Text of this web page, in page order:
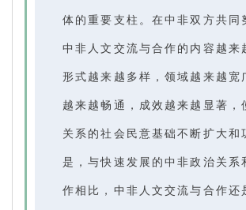
体的重要支柱。在中非双方共同
中非人文交流与合作的内容越来
形式越来越多样，领域越来越宽
越来越畅通，成效越来越显著，
关系的社会民意基础不断扩大和
是，与快速发展的中非政治关系
作相比，中非人文交流与合作还